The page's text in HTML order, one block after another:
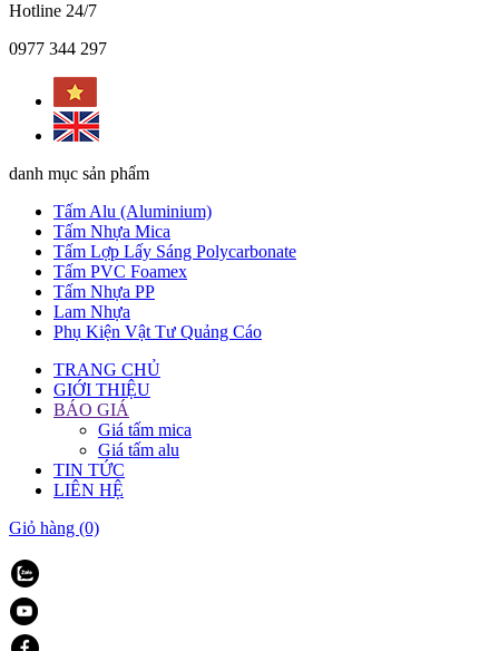
Hotline 24/7
0977 344 297
danh mục sản phẩm
Tấm Alu (Aluminium)
Tấm Nhựa Mica
Tấm Lợp Lấy Sáng Polycarbonate
Tấm PVC Foamex
Tấm Nhựa PP
Lam Nhựa
Phụ Kiện Vật Tư Quảng Cáo
TRANG CHỦ
GIỚI THIỆU
BÁO GIÁ
Giá tấm mica
Giá tấm alu
TIN TỨC
LIÊN HỆ
Giỏ hàng (0)